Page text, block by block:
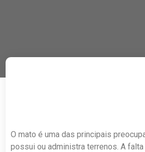
O mato é uma das principais
possui ou administra terrenos. A